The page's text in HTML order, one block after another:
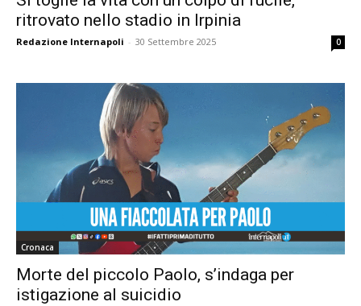
ritrovato nello stadio in Irpinia
Redazione Internapoli - 30 Settembre 2025 0
Cronaca
Morte del piccolo Paolo, s’indaga per
istigazione al suicidio